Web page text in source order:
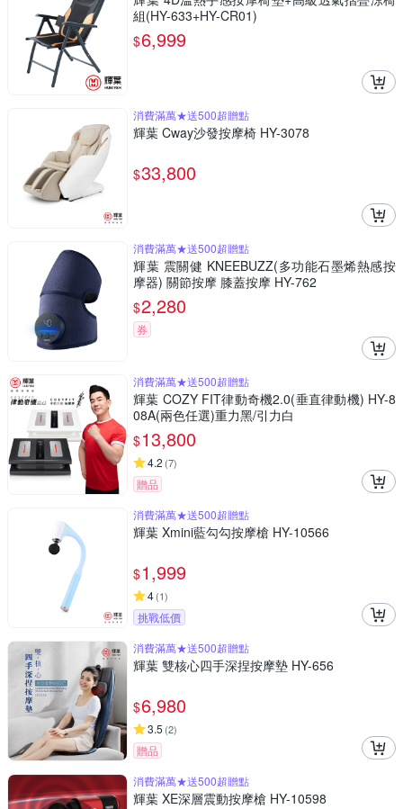
組(HY-633+HY-CR01)
$6,999
消費滿萬★送500超贈點
輝葉 Cway沙發按摩椅 HY-3078
$33,800
消費滿萬★送500超贈點
輝葉 震關健 KNEEBUZZ(多功能石墨烯熱感按
摩器) 關節按摩 膝蓋按摩 HY-762
$2,280
券
消費滿萬★送500超贈點
輝葉 COZY FIT律動奇機2.0(垂直律動機) HY-8
08A(兩色任選)重力黑/引力白
$13,800
4.2 (7)
贈品
消費滿萬★送500超贈點
輝葉 Xmini藍勾勾按摩槍 HY-10566
$1,999
4(1)
挑戰低價
消費滿萬★送500超贈點
輝葉 雙核心四手深捏按摩墊 HY-656
$6,980
3.5 (2)
贈品
消費滿萬★送500超贈點
輝葉 XE深層震動按摩槍 HY-10598